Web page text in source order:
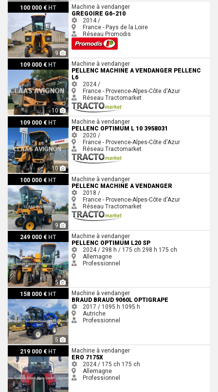
100 000 € HT
9
Gregoire G6-210
Machine à vendanger
GREGOIRE G6-210
2014 /
France - Pays de la Loire
Réseau Promodis
109 000 € HT
10
Pellenc MACHINE A VENDANGER PELLENC L6
Machine à vendanger
PELLENC MACHINE A VENDANGER PELLENC
L6
2024 /
France - Provence-Alpes-Côte d'Azur
Réseau Tractomarket
109 000 € HT
10
Pellenc OPTIMUM L 10 3958031Machine à vendanger
PELLENC OPTIMUM L 10 3958031
2020 /
France - Provence-Alpes-Côte d'Azur
Réseau Tractomarket
100 000 € HT
9
Pellenc MACHINE A VENDANGERMachine à vendanger
PELLENC MACHINE A VENDANGER
2018 /
France - Provence-Alpes-Côte d'Azur
Réseau Tractomarket
249 000 € HT
5
Pellenc Optimum L20 SPMachine à vendanger
PELLENC OPTIMUM L20 SP
2024 / 298 h / 175 ch 298 h 175 ch
Allemagne
Professionnel
158 000 € HT
5
Braud Braud 9060L OptiGrapeMachine à vendanger
BRAUD BRAUD 9060L OPTIGRAPE
2017 / 1095 h 1095 h
Autriche
Professionnel
219 000 € HT
Ero 7175X
Machine à vendanger
ERO 7175X
2024 / 175 ch 175 ch
Allemagne
Professionnel